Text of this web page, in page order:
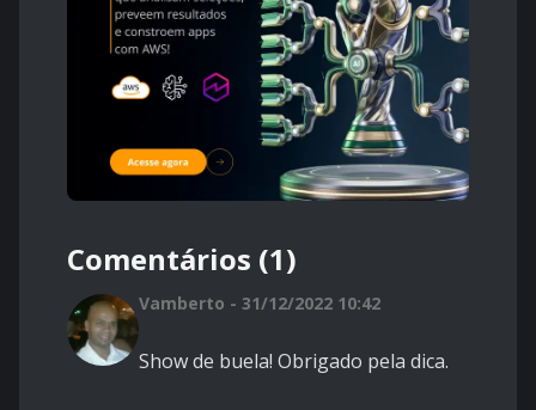
Comentários (1)
Vamberto - 31/12/2022 10:42
Show de buela! Obrigado pela dica.